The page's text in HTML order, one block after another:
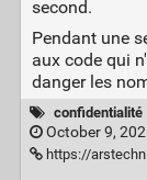
second.
Pendant une
aux code qui
danger les
confidentialité
October 9,
https://arstechnica.com/